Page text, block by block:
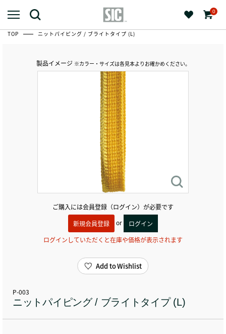
0
TOP ニットパイピング / ブライトタイプ (L)
製品イメージ ※カラー・サイズは各見本よりお確かめください。
ご購入には会員登録（ログイン）が必要です
新規会員登録
or
ログイン
ログインしていただくと在庫や価格が表示されます
P-003
ニットパイピング / ブライトタイプ (L)
Add to Wishlist